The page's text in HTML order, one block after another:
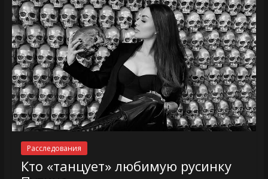
Расследования
Кто «танцует» любимую русинку